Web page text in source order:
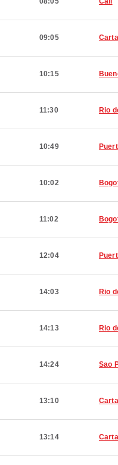
09:05
10:15
11:30 Rio
10:49
10:02
11:02
12:04
14:03 Rio
14:13 Rio
14:24 Sao
13:10
13:14